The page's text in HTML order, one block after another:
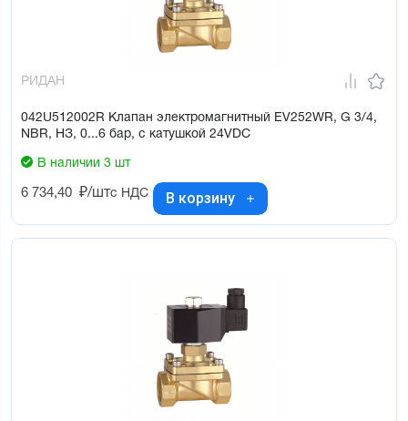
РИДАН
042U512002R Клапан электромагнитный EV252WR, G 3/4,
NBR, НЗ, 0...6 бар, с катушкой 24VDC
В наличии 3 шт
6 734,40 ₽/штс НДС В корзину